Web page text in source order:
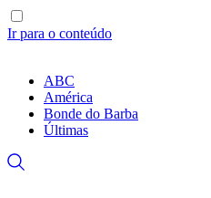
Ir para o conteúdo
ABC
América
Bonde do Barba
Últimas